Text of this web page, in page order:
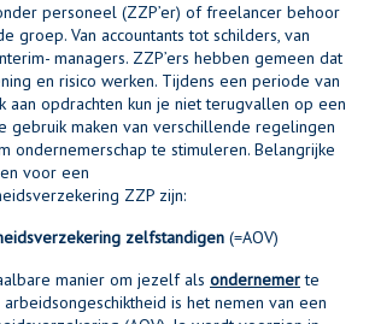
personeel (ZZP’er) of freelancer behoor
groep. Van accountants tot schilders, van
managers. ZZP’ers hebben gemeen dat
en risico werken. Tijdens een periode van
aan opdrachten kun je niet terugvallen op een
gebruik maken van verschillende regelingen
ondernemerschap te stimuleren. Belangrijke
voor een
ZZP zijn:
zelfstandigen (=AOV)
manier om jezelf als ondernemerte
is het nemen van een